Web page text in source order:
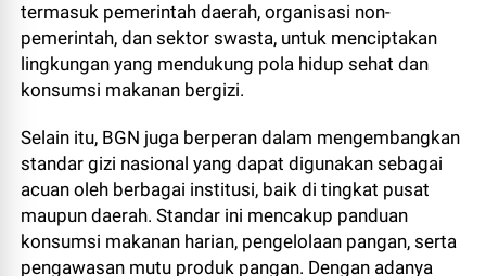
termasuk pemerintah daerah, organisasi non-
pemerintah, dan sektor swasta, untuk menciptakan
lingkungan yang mendukung pola hidup sehat dan
konsumsi makanan bergizi.
Selain itu, BGN juga berperan dalam mengembangkan
standar gizi nasional yang dapat digunakan sebagai
acuan oleh berbagai institusi, baik di tingkat pusat
maupun daerah. Standar ini mencakup panduan
konsumsi makanan harian, pengelolaan pangan, serta
pengawasan mutu produk pangan. Dengan adanya